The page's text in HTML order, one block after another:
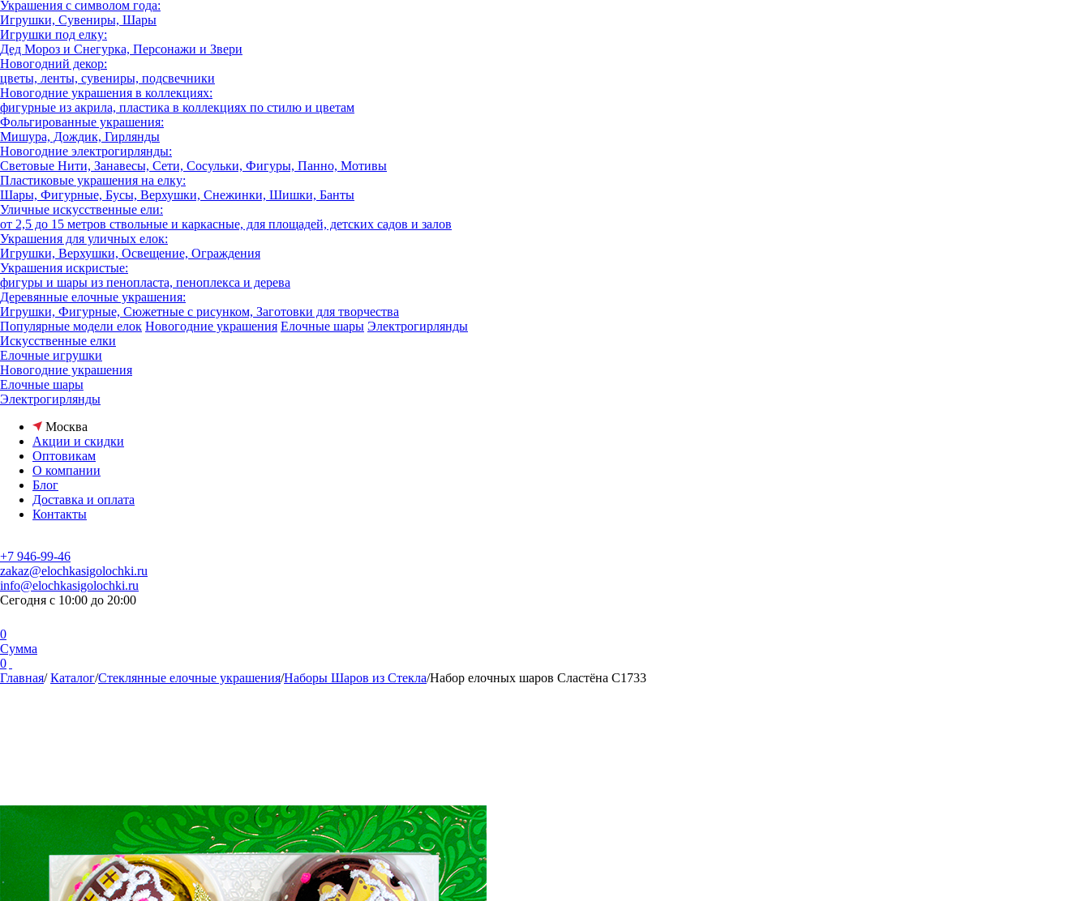
Украшения с символом года:
Игрушки, Сувениры, Шары
Игрушки под елку:
Дед Мороз и Снегурка, Персонажи и Звери
Новогодний декор:
цветы, ленты, сувениры, подсвечники
Новогодние украшения в коллекциях:
фигурные из акрила, пластика в коллекциях по стилю и цветам
Фольгированные украшения:
Мишура, Дождик, Гирлянды
Новогодние электрогирлянды:
Световые Нити, Занавесы, Сети, Сосульки, Фигуры, Панно, Мотивы
Пластиковые украшения на елку:
Шары, Фигурные, Бусы, Верхушки, Снежинки, Шишки, Банты
Уличные искусственные ели:
от 2,5 до 15 метров ствольные и каркасные, для площадей, детских садов и залов
Украшения для уличных елок:
Игрушки, Верхушки, Освещение, Ограждения
Украшения искристые:
фигуры и шары из пенопласта, пеноплекса и дерева
Деревянные елочные украшения:
Игрушки, Фигурные, Сюжетные с рисунком, Заготовки для творчества
Популярные модели елок Новогодние украшения Елочные шары Электрогирлянды
Искусственные елки
Елочные игрушки
Новогодние украшения
Елочные шары
Электрогирлянды
Москва
Акции и скидки
Оптовикам
О компании
Блог
Доставка и оплата
Контакты
+7 946-99-46
zakaz@elochkasigolochki.ru
info@elochkasigolochki.ru
Сегодня с 10:00 до 20:00
0
Сумма
0
Главная/ Каталог/Стеклянные елочные украшения/Наборы Шаров из Стекла/Набор елочных шаров Сластёна С1733